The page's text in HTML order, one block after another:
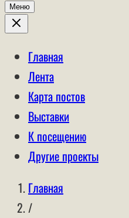
Меню
Главная
Лента
Карта постов
Выставки
К посещению
Другие проекты
Главная
/